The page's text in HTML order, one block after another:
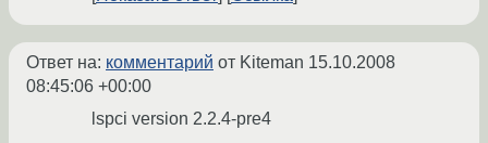
Ответ на: комментарий от Kiteman 15.10.2008
08:45:06 +00:00
lspci version 2.2.4-pre4